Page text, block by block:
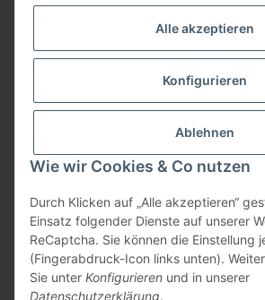
Alle akzeptieren
Konfigurieren
Ablehnen
Wie wir Cookies & Co nutzen
Durch Klicken auf „Alle akzeptieren“
Einsatz folgender Dienste auf unserer
ReCaptcha. Sie können die Einstellung
(Fingerabdruck-Icon links unten).
Sie unter Konfigurieren und in unserer
Datenschutzerklärung.
Vertrag widerrufen
* Alle Preise inkl. gesetzlicher USt., zzgl.Versand